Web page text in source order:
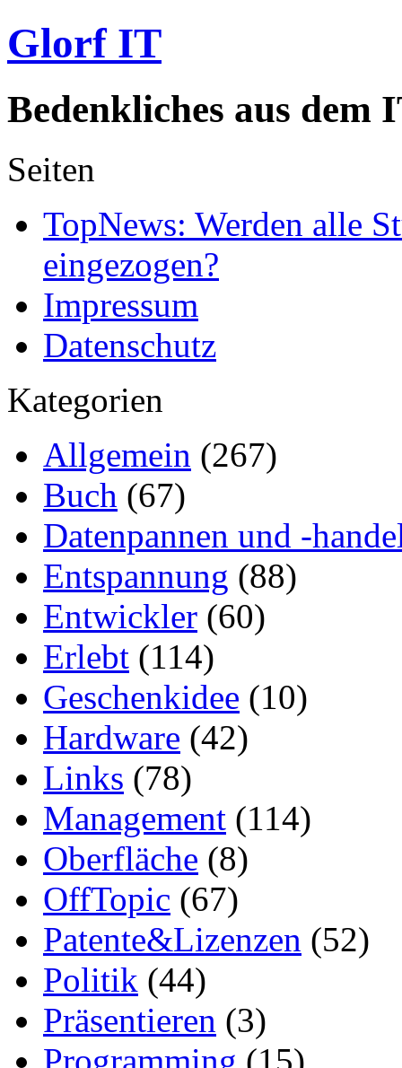
Glorf IT
Bedenkliches aus dem
Seiten
TopNews: Werden alle
eingezogen?
Impressum
Datenschutz
Kategorien
Allgemein (267)
Buch (67)
Datenpannen und -
Entspannung (88)
Entwickler (60)
Erlebt (114)
Geschenkidee (10)
Hardware (42)
Links (78)
Management (114)
Oberfläche (8)
OffTopic (67)
Patente&Lizenzen (52)
Politik (44)
Präsentieren (3)
Programming (15)